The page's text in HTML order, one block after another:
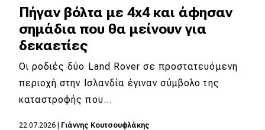
Νέα μοντέλα
Πρωτότυπα
Ελλάδα
Κόσμος
Τεχνολογία
Ασφάλεια
Πήγαν βόλτα με 4x4 και άφησαν
σημάδια που θα μείνουν για
δεκαετίες
Οι ροδιές δύο Land Rover σε προστατευόμενη
περιοχή στην Ισλανδία έγιναν σύμβολο της
καταστροφής που…
22.07.2026 Γιάννης Κουτσουφλάκης